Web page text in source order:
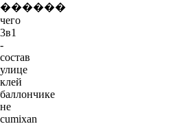
������
чего
3в1
-
состав
улице
клей
баллончике
не
cumixan